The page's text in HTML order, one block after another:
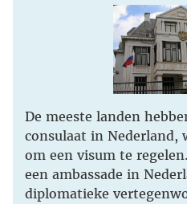
De meeste landen
consulaat in Nederland,
om een visum te
een ambassade in
diplomatieke